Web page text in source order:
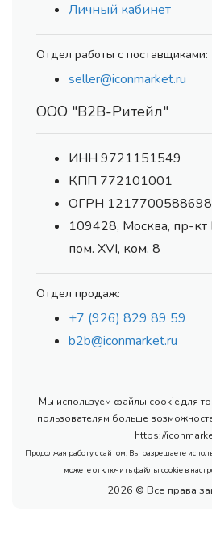
Личный кабинет
Отдел работы с поставщиками:
seller@iconmarket.ru
ООО "В2В-Ритейл"
ИНН 9721151549
КПП 772101001
ОГРН 1217700588698
109428, Москва, пр-кт
пом. XVI, ком. 8
Отдел продаж:
+7 (926) 829 89 59
b2b@iconmarket.ru
Мы используем файлы cookie для
пользователям больше
https://
Продолжая работу с сайтом, Вы разрешаете
можете отключить файлы cookie в
2026 © Все права